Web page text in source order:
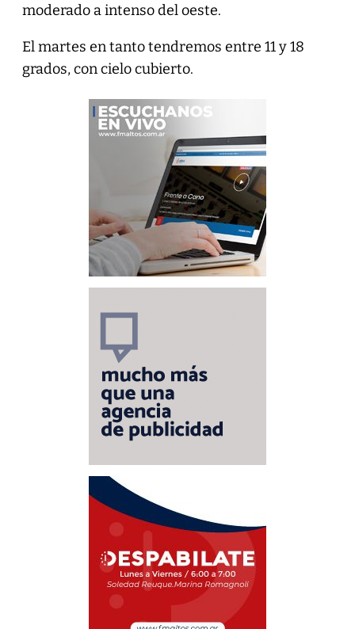
moderado a intenso del oeste.
El martes en tanto tendremos entre 11 y 18
grados, con cielo cubierto.